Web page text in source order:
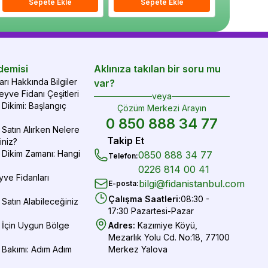
Sepete Ekle Sepete Ekle
Sepete Ekle Sepete Ekle
Hakkında Bilgiler
Fidanı Çeşitleri
Başlangıç
Alırken Nelere
Zamanı: Hangi
Fidanları
Alabileceğiniz
İçin Uygun Bölge
Adım Adım
Aklınıza takılan bir soru mu
var?
veya
Çözüm Merkezi Arayın
0 850 888 34 77
Takip Et
Telefon:0850 888 34 77
0226 814 00 41
E-posta:bilgi@fidanistanbul.com
Çalışma Saatleri:08:30 -
17:30 Pazartesi-Pazar
Adres: Kazımiye Köyü,
Mezarlık Yolu Cd. No:18, 77100
Merkez Yalova